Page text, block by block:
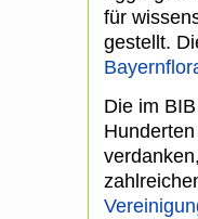
für
gestellt.
Die im